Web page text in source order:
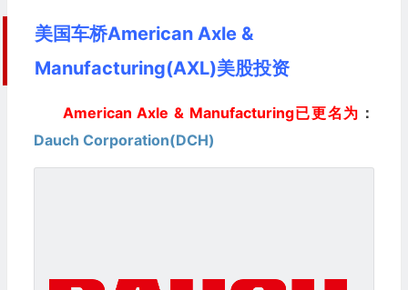
美国车桥American Axle &
Manufacturing(AXL)美股投资
American Axle & Manufacturing已更名为 ：
Dauch Corporation(DCH)